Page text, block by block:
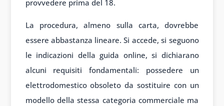
provvedere prima del 18.
La procedura, almeno sulla carta, dovrebbe
essere abbastanza lineare. Si accede, si seguono
le indicazioni della guida online, si dichiarano
alcuni requisiti fondamentali: possedere un
elettrodomestico obsoleto da sostituire con un
modello della stessa categoria commerciale ma